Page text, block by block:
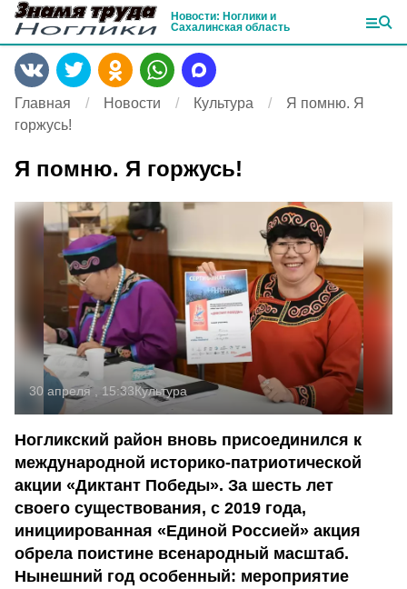
Новости: Ноглики и
Сахалинская область
Главная Новости Культура
Я помню. Я
горжусь!
Я помню. Я горжусь!
30 апреля , 15:33Культура
Ногликский район вновь присоединился к
международной историко-патриотической
акции «Диктант Победы». За шесть лет
своего существования, с 2019 года,
инициированная «Единой Россией» акция
обрела поистине всенародный масштаб.
Нынешний год особенный: мероприятие